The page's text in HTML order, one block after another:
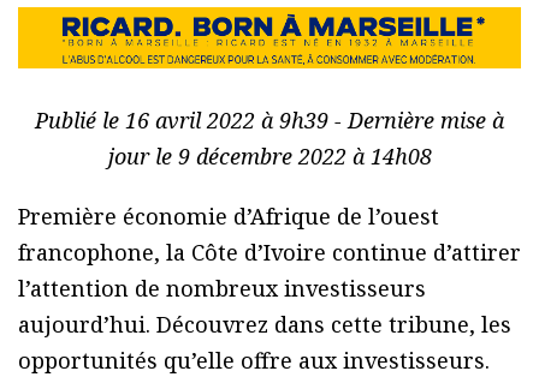
Publié le 16 avril 2022 à 9h39 - Dernière mise à
jour le 9 décembre 2022 à 14h08
Première économie d’Afrique de l’ouest
francophone, la Côte d’Ivoire continue d’attirer
l’attention de nombreux investisseurs
aujourd’hui. Découvrez dans cette tribune, les
opportunités qu’elle offre aux investisseurs.